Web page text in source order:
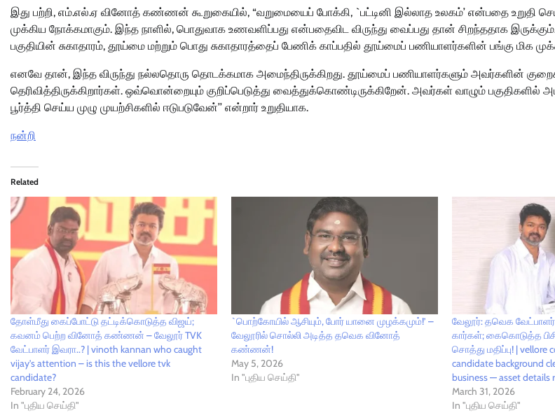
இது பற்றி, எம்.எல்.ஏ வினோத் கண்ணன் கூறுகையில், “வறுமையைப் போக்கி, `பட்டினி இல்லாத உலகம்’ என்பதை உறுதி
முக்கிய நோக்கமாகும். இந்த நாளில், பொதுவாக உணவளிப்பது என்பதைவிட விருந்து வைப்பது தான் சிறந்ததாக
பகுதியின் சுகாதாரம், தூய்மை மற்றும் பொது சுகாதாரத்தைப் பேணிக் காப்பதில் தூய்மைப் பணியாளர்களின் பங்கு மிக
எனவே தான், இந்த விருந்து நல்லதொரு தொடக்கமாக அமைந்திருக்கிறது. தூய்மைப் பணியாளர்களும் அவர்களின்
தெரிவித்திருக்கிறார்கள். ஒவ்வொன்றையும் குறிப்பெடுத்து வைத்துக்கொண்டிருக்கிறேன். அவர்கள் வாழும் பகுதிகளில்
பூர்த்தி செய்ய முழு முயற்சிகளில் ஈடுபடுவேன்’’ என்றார் உறுதியாக.
நன்றி
Related
தோள்மீது கைப்போட்டு தட்டிக்கொடுத்த விஜய்;
கவனம் பெற்ற வினோத் கண்ணன் – வேலூர் TVK
வேட்பாளர் இவரா..? | vinoth kannan who caught
vijay’s attention – is this the vellore tvk
candidate?
February 24, 2026
In "புதிய செய்தி"
`பொற்கோயில் ஆசியும், போர் யானை முழக்கமும்!’ –
வேலூரில் சொல்லி அடித்த தவெக வினோத்
கண்ணன்!
May 5, 2026
In "புதிய செய்தி"
வேலூர்: தவெக
கார்கள்; கைகொடுத்த
சொத்து மதிப்பு! | vellore
candidate background
business — asset details
March 31, 2026
In "புதிய செய்தி"